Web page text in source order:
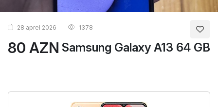
80 AZN Samsung Galaxy A13 64 GB
28 aprel 2026 1378